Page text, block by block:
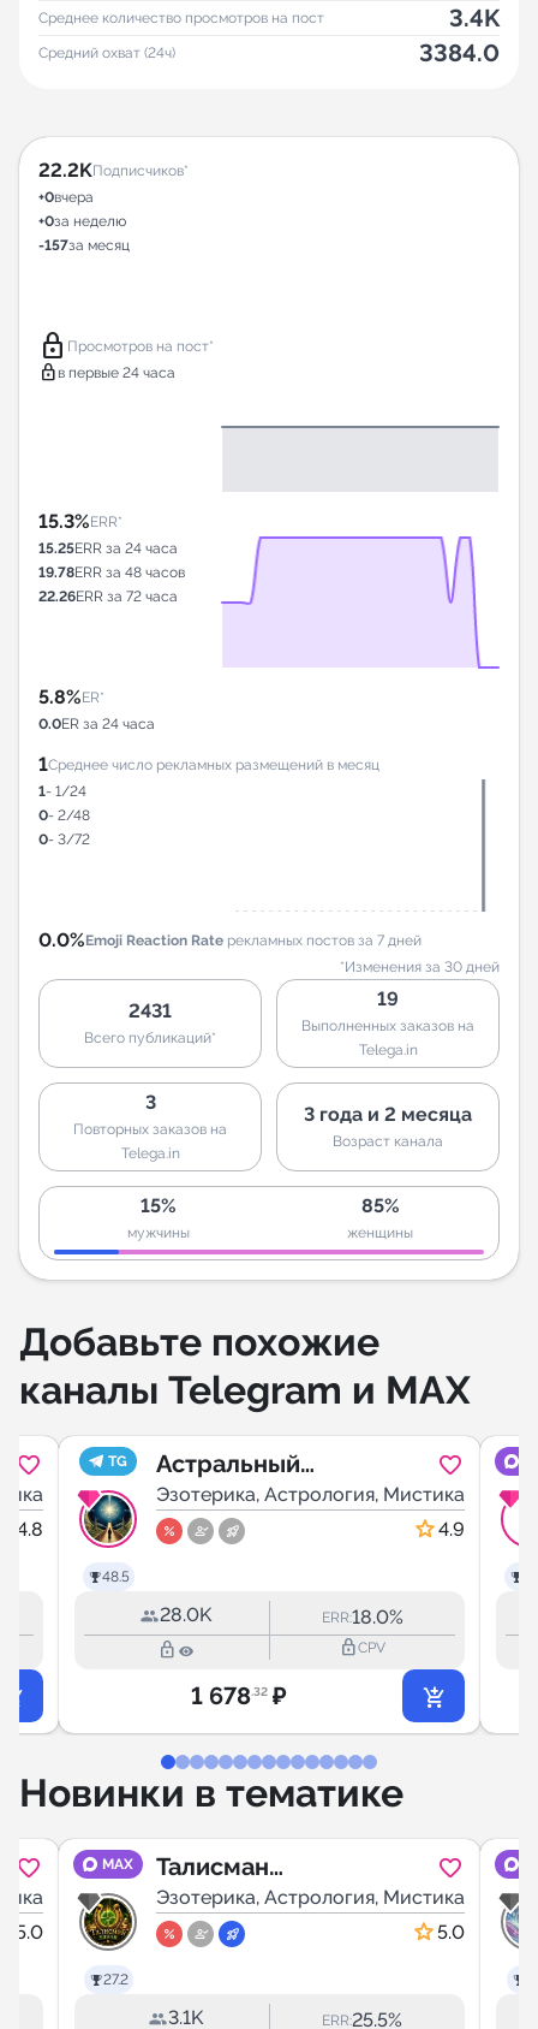
Среднее количество просмотров на пост 3.4K
Средний охват (24ч) 3384.0
22.2KПодписчиков*
+0вчера
+0за неделю
-157за месяц
lock Просмотров на пост*
lock в первые 24 часа
15.3%ERR*
15.25ERR за 24 часа
19.78ERR за 48 часов
22.26ERR за 72 часа
5.8%ER*
0.0ER за 24 часа
1Среднее число рекламных размещений в месяц
1- 1/24
0- 2/48
0- 3/72
0.0%Emoji Reaction Rate рекламных постов за 7 дней
*Изменения за 30 дней
2431
Всего публикаций*
19
Выполненных заказов на
Telega.in
3
Повторных заказов на
Telega.in
3 года и 2 месяца
Возраст канала
15%
мужчины
85%
женщины
Добавьте похожие
каналы Telegram и MAX
4.8
TG
48.5
Астральный
мост |
Эзотерика
Эзотерика, Астрология, Мистика
4.9
28.0K ERR:18.0%
lock_outline lock_outlineCPV
1 678.32 ₽
Новинки в тематике
5.0
MAX
27.2
Талисман
удачи •
Приметы •
мудрость
Эзотерика, Астрология, Мистика
5.0
3.1K ERR:25.5%